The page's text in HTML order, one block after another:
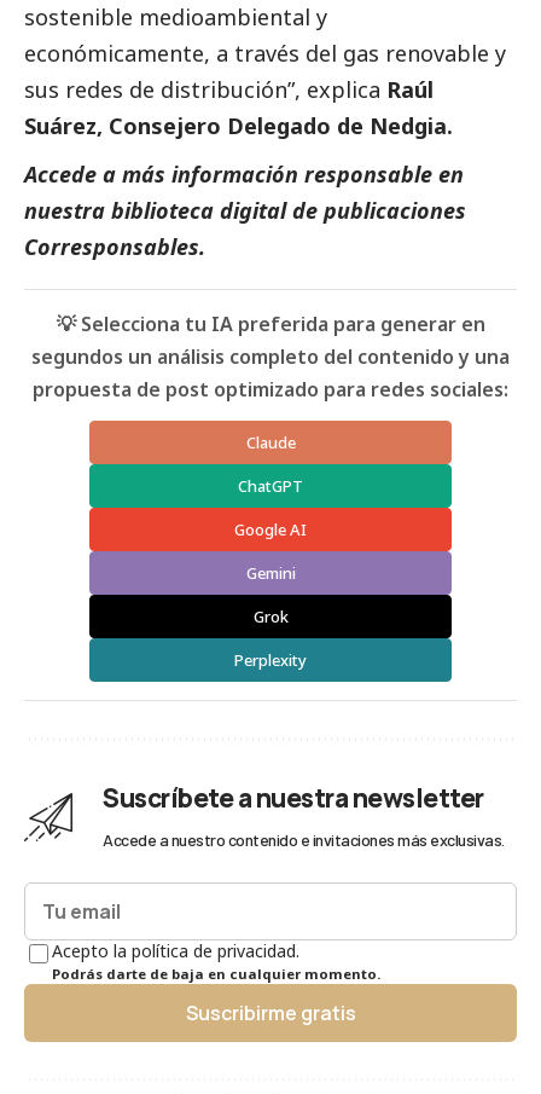
sostenible medioambiental y
económicamente, a través del gas renovable y
sus redes de distribución”, explica Raúl
Suárez, Consejero Delegado de Nedgia.
Accede a más información responsable en
nuestra biblioteca digital de publicaciones
Corresponsables.
💡 Selecciona tu IA preferida para generar en
segundos un análisis completo del contenido y una
propuesta de post optimizado para redes sociales:
Claude
ChatGPT
Google AI
Gemini
Grok
Perplexity
Suscríbete a nuestra newsletter
Accede a nuestro contenido e invitaciones más exclusivas.
Acepto la política de privacidad.
Podrás darte de baja en cualquier momento.
Suscribirme gratis